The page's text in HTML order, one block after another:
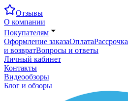
Отзывы
О компании
Покупателям
Оформление заказаОплатаРассрочка
и возвратВопросы и ответы
Личный кабинет
Контакты
Видеообзоры
Блог и обзоры